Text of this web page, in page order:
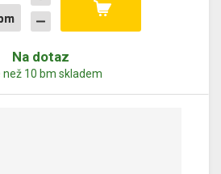
Na dotaz
než 10 bm skladem